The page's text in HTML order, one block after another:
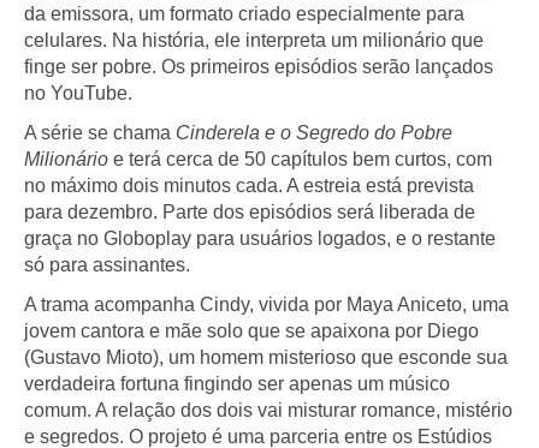
da emissora, um formato criado especialmente para
celulares. Na história, ele interpreta um milionário que
finge ser pobre. Os primeiros episódios serão lançados
no YouTube.
A série se chama Cinderela e o Segredo do Pobre
Milionário e terá cerca de 50 capítulos bem curtos, com
no máximo dois minutos cada. A estreia está prevista
para dezembro. Parte dos episódios será liberada de
graça no Globoplay para usuários logados, e o restante
só para assinantes.
A trama acompanha Cindy, vivida por Maya Aniceto, uma
jovem cantora e mãe solo que se apaixona por Diego
(Gustavo Mioto), um homem misterioso que esconde sua
verdadeira fortuna fingindo ser apenas um músico
comum. A relação dos dois vai misturar romance, mistério
e segredos. O projeto é uma parceria entre os Estúdios